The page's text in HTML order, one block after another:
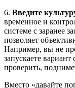
6. Введите
временное и
системе с заранее
позволяет
Например, вы не
запускаете
проверить,
Вместо «давайте